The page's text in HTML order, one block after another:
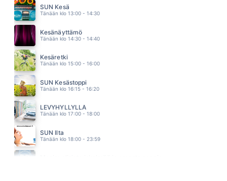
BANGLES
02.55
EIJA KANTOLA
02.51
SUN Kesä
Tänään klo 13:00 - 14:30
Kesänäyttämö
Tänään klo 14:30 - 14:40
Kesäretki
Tänään klo 15:00 - 16:00
SUN Kesästoppi
Tänään klo 16:15 - 16:20
LEVYHYLLYLLÄ
Tänään klo 17:00 - 18:00
SUN Ilta
Tänään klo 18:00 - 23:59